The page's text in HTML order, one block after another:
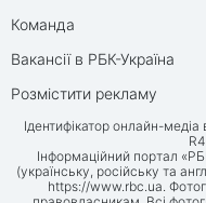
Команда
Вакансії в РБК-Україна
Розмістити рекламу
Ідентифікатор онлайн-медіа
Інформаційний портал
(українську, російську та
https://www.rbc.ua .